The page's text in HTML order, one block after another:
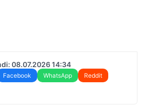
08.07.2026 14:34
Facebook WhatsApp
Reddit